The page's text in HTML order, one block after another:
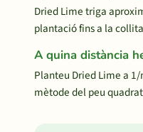
Dried Lime triga
plantació fins a la
A quina distància
Planteu Dried Lime a
mètode del peu